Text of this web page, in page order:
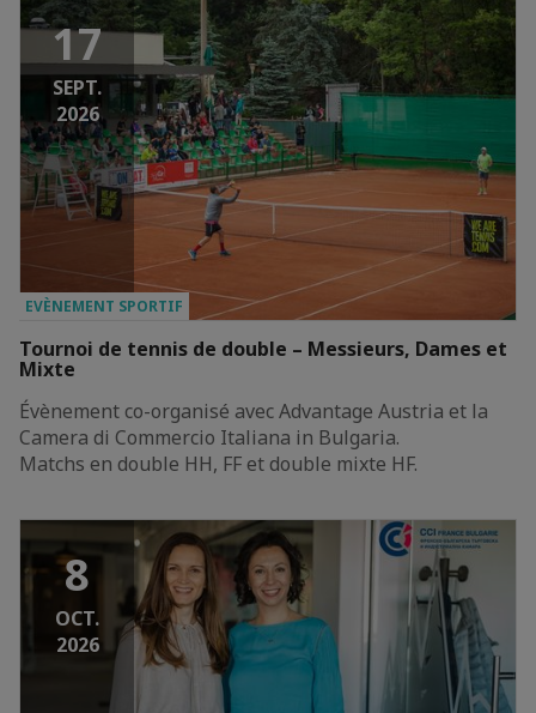
17
SEPT.
2026
EVÈNEMENT SPORTIF
Tournoi de tennis de double – Messieurs, Dames et
Mixte
Évènement co-organisé avec Advantage Austria et la
Camera di Commercio Italiana in Bulgaria.
Matchs en double HH, FF et double mixte HF.
8
OCT.
2026